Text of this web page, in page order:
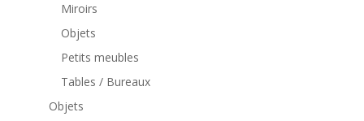
Miroirs
Objets
Petits meubles
Tables / Bureaux
Objets